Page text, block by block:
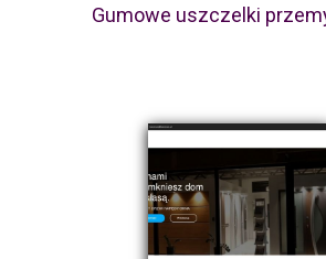
Gumowe uszczelki